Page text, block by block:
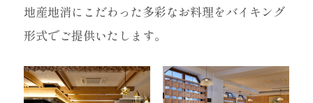
地産地消にこだわった多彩なお料理をバイキング
形式でご提供いたします。